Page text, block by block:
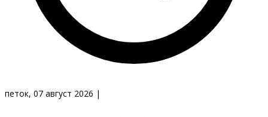
петок, 07 август 2026 |